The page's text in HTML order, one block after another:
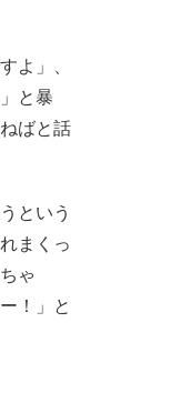
よ」、
と暴
ばと話
という
まくっ
ゃ
！」と